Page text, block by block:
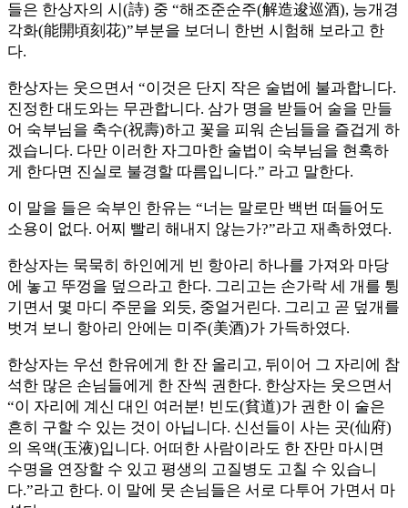
들은 한상자의 시(詩) 중 “해조준순주(解造逡巡酒), 능개경
각화(能開頃刻花)”부분을 보더니 한번 시험해 보라고 한
다.
한상자는 웃으면서 “이것은 단지 작은 술법에 불과합니다.
진정한 대도와는 무관합니다. 삼가 명을 받들어 술을 만들
어 숙부님을 축수(祝壽)하고 꽃을 피워 손님들을 즐겁게 하
겠습니다. 다만 이러한 자그마한 술법이 숙부님을 현혹하
게 한다면 진실로 불경할 따름입니다.” 라고 말한다.
이 말을 들은 숙부인 한유는 “너는 말로만 백번 떠들어도
소용이 없다. 어찌 빨리 해내지 않는가?”라고 재촉하였다.
한상자는 묵묵히 하인에게 빈 항아리 하나를 가져와 마당
에 놓고 뚜껑을 덮으라고 한다. 그리고는 손가락 세 개를 튕
기면서 몇 마디 주문을 외듯, 중얼거린다. 그리고 곧 덮개를
벗겨 보니 항아리 안에는 미주(美酒)가 가득하였다.
한상자는 우선 한유에게 한 잔 올리고, 뒤이어 그 자리에 참
석한 많은 손님들에게 한 잔씩 권한다. 한상자는 웃으면서
“이 자리에 계신 대인 여러분! 빈도(貧道)가 권한 이 술은
흔히 구할 수 있는 것이 아닙니다. 신선들이 사는 곳(仙府)
의 옥액(玉液)입니다. 어떠한 사람이라도 한 잔만 마시면
수명을 연장할 수 있고 평생의 고질병도 고칠 수 있습니
다.”라고 한다. 이 말에 뭇 손님들은 서로 다투어 가면서 마